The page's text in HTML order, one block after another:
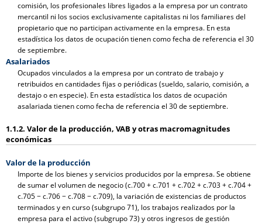
comisión, los profesionales libres ligados a la empresa por un contrato
mercantil ni los socios exclusivamente capitalistas ni los familiares del
propietario que no participan activamente en la empresa. En esta
estadística los datos de ocupación tienen como fecha de referencia el 30
de septiembre.
Asalariados
Ocupados vinculados a la empresa por un contrato de trabajo y
retribuidos en cantidades fijas o periódicas (sueldo, salario, comisión, a
destajo o en especie). En esta estadística los datos de ocupación
asalariada tienen como fecha de referencia el 30 de septiembre.
1.1.2. Valor de la producción, VAB y otras macromagnitudes
económicas
Valor de la producción
Importe de los bienes y servicios producidos por la empresa. Se obtiene
de sumar el volumen de negocio (c.700 + c.701 + c.702 + c.703 + c.704 +
c.705 − c.706 − c.708 − c.709), la variación de existencias de productos
terminados y en curso (subgrupo 71), los trabajos realizados por la
empresa para el activo (subgrupo 73) y otros ingresos de gestión